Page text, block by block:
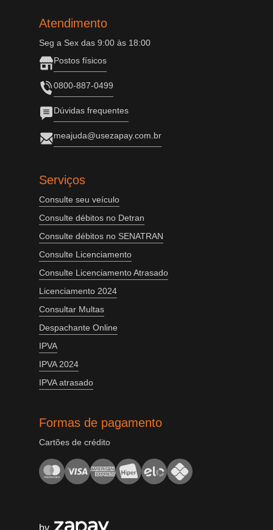
Atendimento
Seg a Sex das 9:00 às 18:00
Postos físicos
0800-887-0499
Dúvidas frequentes
meajuda@usezapay.com.br
Serviços
Consulte seu veículo
Consulte débitos no Detran
Consulte débitos no SENATRAN
Consulte Licenciamento
Consulte Licenciamento Atrasado
Licenciamento 2024
Consultar Multas
Despachante Online
IPVA
IPVA 2024
IPVA atrasado
Formas de pagamento
Cartões de crédito
by